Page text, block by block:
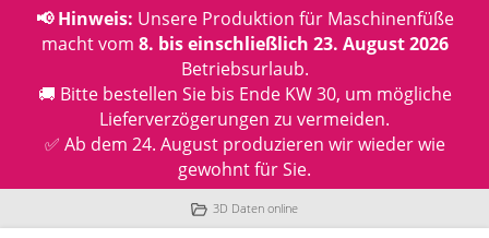
📢 Hinweis: Unsere Produktion für Maschinenfüße
macht vom 8. bis einschließlich 23. August 2026
Betriebsurlaub.
🚚 Bitte bestellen Sie bis Ende KW 30, um mögliche
Lieferverzögerungen zu vermeiden.
✅ Ab dem 24. August produzieren wir wieder wie
gewohnt für Sie.
3D Daten online